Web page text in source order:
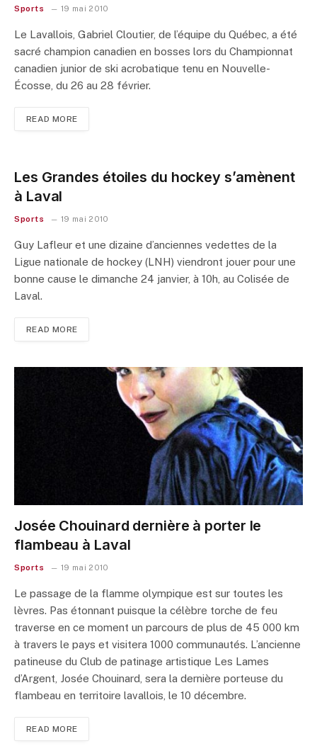
Sports 19 mai 2010
Le Lavallois, Gabriel Cloutier, de l’équipe du Québec, a été
sacré champion canadien en bosses lors du Championnat
canadien junior de ski acrobatique tenu en Nouvelle-
Écosse, du 26 au 28 février.
READ MORE
Les Grandes étoiles du hockey s’amènent
à Laval
Sports 19 mai 2010
Guy Lafleur et une dizaine d’anciennes vedettes de la
Ligue nationale de hockey (LNH) viendront jouer pour une
bonne cause le dimanche 24 janvier, à 10h, au Colisée de
Laval.
READ MORE
Josée Chouinard dernière à porter le
flambeau à Laval
Sports 19 mai 2010
Le passage de la flamme olympique est sur toutes les
lèvres. Pas étonnant puisque la célèbre torche de feu
traverse en ce moment un parcours de plus de 45 000 km
à travers le pays et visitera 1000 communautés. L’ancienne
patineuse du Club de patinage artistique Les Lames
d’Argent, Josée Chouinard, sera la dernière porteuse du
flambeau en territoire lavallois, le 10 décembre.
READ MORE